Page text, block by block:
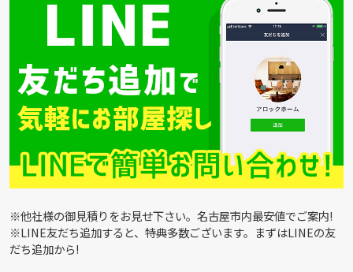
※他社様の御見積りをお見せ下さい。名古屋市内最安値でご案内!
※LINE友だち追加すると、特典多数ございます。まずはLINEの友
だち追加から!